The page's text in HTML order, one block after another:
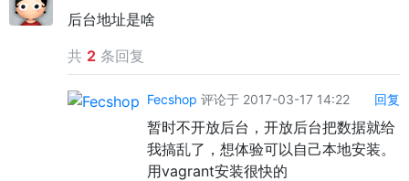
后台地址是啥
共 2 条回复
Fecshop 评论于 2017-03-17 14:22 回复
暂时不开放后台，开放后台把数据就给
我搞乱了，想体验可以自己本地安装。
用vagrant安装很快的